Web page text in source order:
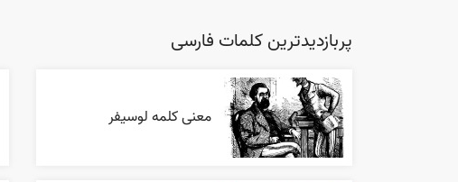
پربازدیدترین کلمات فارسی
معنی کلمه لوسیفر